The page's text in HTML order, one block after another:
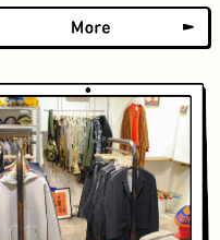
ィー せんべろ